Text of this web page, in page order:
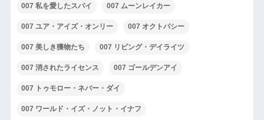
007 私を愛したスパイ 007 ムーンレイカー
007 ユア・アイズ・オンリー 007 オクトパシー
007 美しき獲物たち 007 リビング・デイライツ
007 消されたライセンス 007 ゴールデンアイ
007 トゥモロー・ネバー・ダイ
007 ワールド・イズ・ノット・イナフ